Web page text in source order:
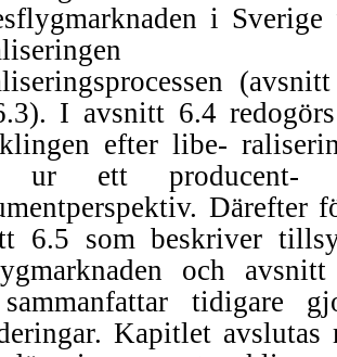
i Sverige
I avsnitt 6.4
efter libe-
ur ett producent-
Därefter
6.5 som beskriver
och
tidigare
Kapitlet avslutas